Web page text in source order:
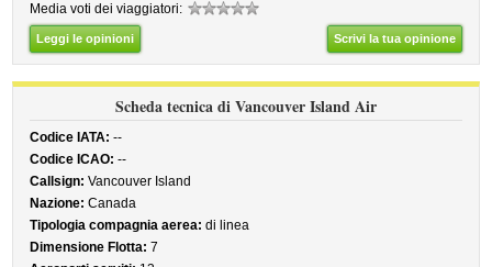
Media voti dei viaggiatori:
Leggi le opinioni Scrivi la tua opinione
Scheda tecnica di Vancouver Island Air
Codice IATA: --
Codice ICAO: --
Callsign: Vancouver Island
Nazione: Canada
Tipologia compagnia aerea: di linea
Dimensione Flotta: 7